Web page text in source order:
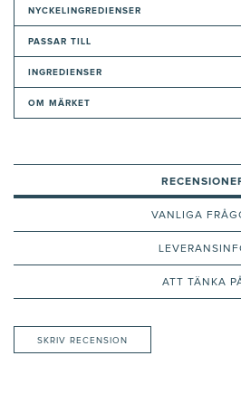
NYCKELINGREDIENSER
PASSAR TILL
INGREDIENSER
OM MÄRKET
VANLIGA
ATT TÄNKA
SKRIV RECENSION